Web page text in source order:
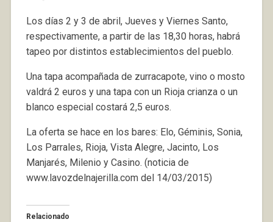
Los días 2 y 3 de abril, Jueves y Viernes Santo,
respectivamente, a partir de las 18,30 horas, habrá
tapeo por distintos establecimientos del pueblo.
Una tapa acompañada de zurracapote, vino o mosto
valdrá 2 euros y una tapa con un Rioja crianza o un
blanco especial costará 2,5 euros.
La oferta se hace en los bares: Elo, Géminis, Sonia,
Los Parrales, Rioja, Vista Alegre, Jacinto, Los
Manjarés, Milenio y Casino. (noticia de
www.lavozdelnajerilla.com del 14/03/2015)
Relacionado